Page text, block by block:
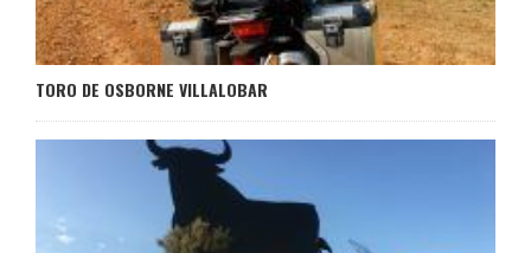
TORO DE OSBORNE VILLALOBAR